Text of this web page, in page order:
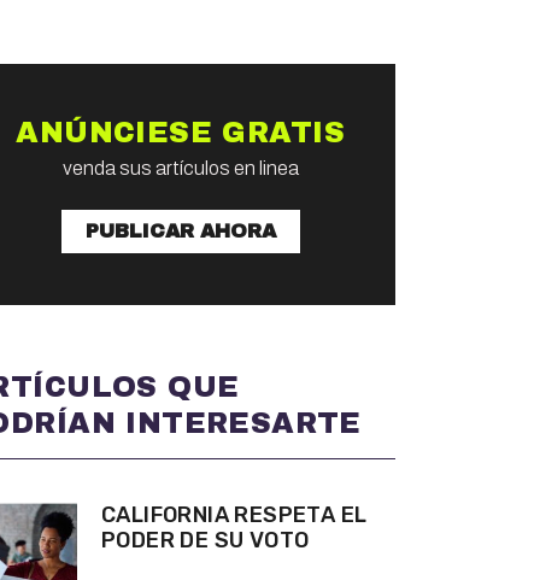
ANÚNCIESE GRATIS
venda sus artículos en linea
PUBLICAR AHORA
QUE
INTERESARTE
CALIFORNIA RESPETA EL
PODER DE SU VOTO